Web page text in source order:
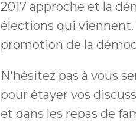
2017 approche et la
élections qui
promotion de la
N'hésitez pas à vous
pour étayer vos
et dans les repas de